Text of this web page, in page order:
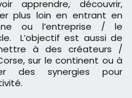
apprendre, découvrir,
plus loin en entrant en
ou l’entreprise / le
L’objectif est aussi de
à des créateurs /
sur le continent ou à
des synergies pour